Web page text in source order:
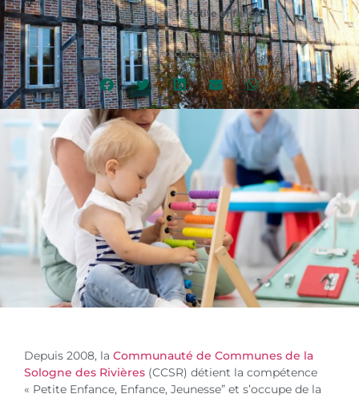
Accueil/Grandir/Petite enfance
Partagez cette page :
Depuis 2008, la Communauté de Communes de la
Sologne des Rivières (CCSR) détient la compétence
« Petite Enfance, Enfance, Jeunesse” et s’occupe de la